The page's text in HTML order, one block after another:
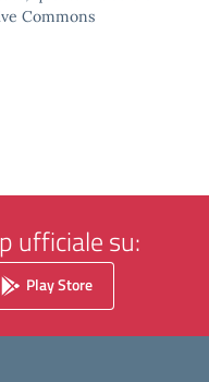
Commons
ufficiale su:
Play Store